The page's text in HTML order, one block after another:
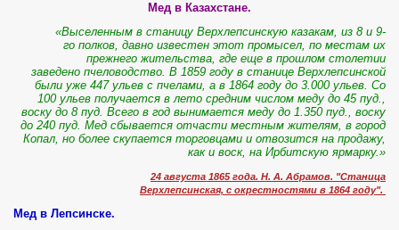
Мед в Казахстане.
«Выселенным в станицу Верхлепсинскую казакам, из 8 и 9-
го полков, давно известен этот промысел, по местам их
прежнего жительства, где еще в прошлом столетии
заведено пчеловодство. В 1859 году в станице Верхлепсинской
были уже 447 ульев с пчелами, а в 1864 году до 3.000 ульев. Со
100 ульев получается в лето средним числом меду до 45 пуд.,
воску до 8 пуд. Всего в год вынимается меду до 1.350 пуд., воску
до 240 пуд. Мед сбывается отчасти местным жителям, в город
Копал, но более скупается торговцами и отвозится на продажу,
как и воск, на Ирбитскую ярмарку.»
24 августа 1865 года. Н. А. Абрамов. "Станица
Верхлепсинская, с окрестностями в 1864 году".
Мед в Лепсинске.